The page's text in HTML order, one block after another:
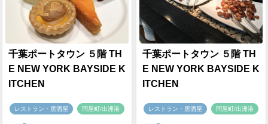
千葉ポートタウン ５階 TH
E NEW YORK BAYSIDE K
ITCHEN
レストラン・居酒屋 問屋町/出洲港
千葉ポートタウン ５階 TH
E NEW YORK BAYSIDE K
ITCHEN
レストラン・居酒屋 問屋町/出洲港